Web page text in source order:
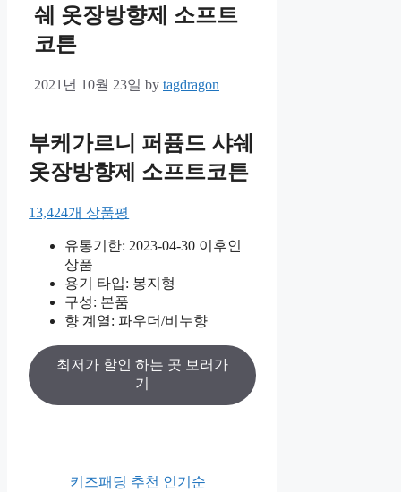
쉐 옷장방향제 소프트
코튼
2021년 10월 23일 by tagdragon
부케가르니 퍼퓸드 샤쉐
옷장방향제 소프트코튼
13,424개 상품평
유통기한: 2023-04-30 이후인
상품
용기 타입: 봉지형
구성: 본품
향 계열: 파우더/비누향
최저가 할인 하는 곳 보러가
기
키즈패딩 추천 인기순